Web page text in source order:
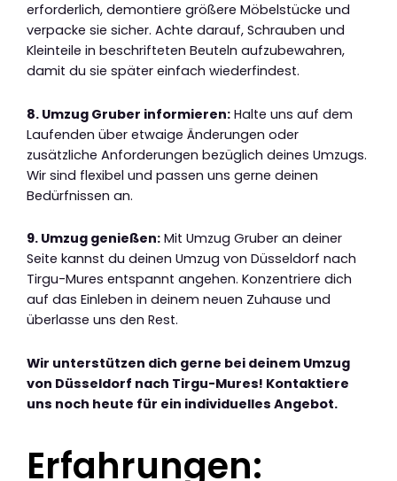
erforderlich, demontiere größere Möbelstücke und
verpacke sie sicher. Achte darauf, Schrauben und
Kleinteile in beschrifteten Beuteln aufzubewahren,
damit du sie später einfach wiederfindest.
8. Umzug Gruber informieren: Halte uns auf dem
Laufenden über etwaige Änderungen oder
zusätzliche Anforderungen bezüglich deines Umzugs.
Wir sind flexibel und passen uns gerne deinen
Bedürfnissen an.
9. Umzug genießen: Mit Umzug Gruber an deiner
Seite kannst du deinen Umzug von Düsseldorf nach
Tirgu-Mures entspannt angehen. Konzentriere dich
auf das Einleben in deinem neuen Zuhause und
überlasse uns den Rest.
Wir unterstützen dich gerne bei deinem Umzug
von Düsseldorf nach Tirgu-Mures! Kontaktiere
uns noch heute für ein individuelles Angebot.
Erfahrungen: